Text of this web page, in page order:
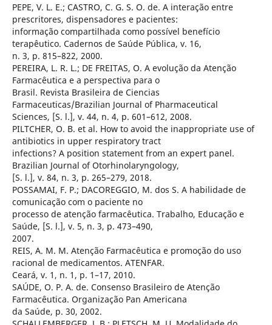
PEPE, V. L. E.; CASTRO, C. G. S. O. de. A interação entre
prescritores, dispensadores e pacientes:
informação compartilhada como possível benefício
terapêutico. Cadernos de Saúde Pública, v. 16,
n. 3, p. 815–822, 2000.
PEREIRA, L. R. L.; DE FREITAS, O. A evolução da Atenção
Farmacêutica e a perspectiva para o
Brasil. Revista Brasileira de Ciencias
Farmaceuticas/Brazilian Journal of Pharmaceutical
Sciences, [S. l.], v. 44, n. 4, p. 601–612, 2008.
PILTCHER, O. B. et al. How to avoid the inappropriate use of
antibiotics in upper respiratory tract
infections? A position statement from an expert panel.
Brazilian Journal of Otorhinolaryngology,
[S. l.], v. 84, n. 3, p. 265–279, 2018.
POSSAMAI, F. P.; DACOREGGIO, M. dos S. A habilidade de
comunicação com o paciente no
processo de atenção farmacêutica. Trabalho, Educação e
Saúde, [S. l.], v. 5, n. 3, p. 473–490,
2007.
REIS, A. M. M. Atenção Farmacêutica e promoção do uso
racional de medicamentos. ATENFAR.
Ceará, v. 1, n. 1, p. 1–17, 2010.
SAÚDE, O. P. A. de. Consenso Brasileiro de Atenção
Farmacêutica. Organização Pan Americana
da Saúde, p. 30, 2002.